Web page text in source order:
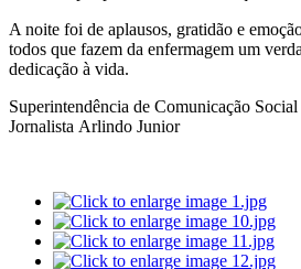
A noite foi de aplausos, gratidão e
todos que fazem da enfermagem um
dedicação à vida.
Superintendência de Comunicação Social
Jornalista Arlindo Junior